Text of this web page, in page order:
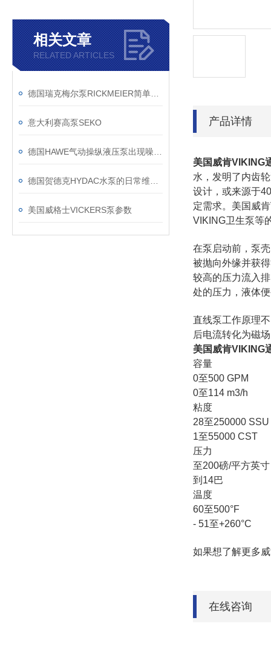
相关文章
RELATED ARTICLES
意大利赛高泵SEKO
美国威格士VICKERS泵参数
产品详情
美国威肯VIKING
水，发明了内齿
设计，或来源于
定需求。美国威
VIKING卫生泵等
在泵启动前，泵
被抛向外缘并获
较高的压力流入
处的压力，液体
直线泵工作原理
后电流转化为磁
美国威肯VIKING
容量
0至500 GPM
0至114 m3/h
粘度
28至250000 SSU
1至55000 CST
压力
至200磅/平方英寸
到14巴
温度
60至500°F
- 51至+260°C
如果想了解更多
在线咨询